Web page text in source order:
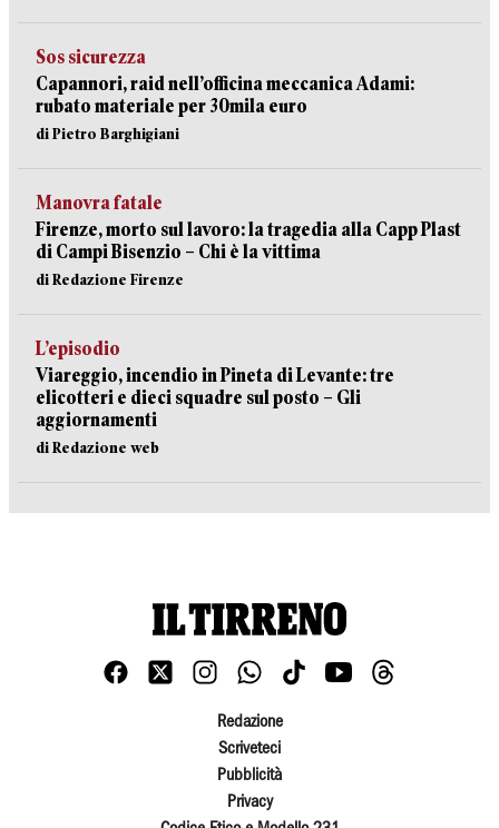
Sos sicurezza
Capannori, raid nell’officina meccanica Adami:
rubato materiale per 30mila euro
di Pietro Barghigiani
Manovra fatale
Firenze, morto sul lavoro: la tragedia alla Capp Plast
di Campi Bisenzio – Chi è la vittima
di Redazione Firenze
L’episodio
Viareggio, incendio in Pineta di Levante: tre
elicotteri e dieci squadre sul posto – Gli
aggiornamenti
di Redazione web
Redazione
Scriveteci
Pubblicità
Privacy